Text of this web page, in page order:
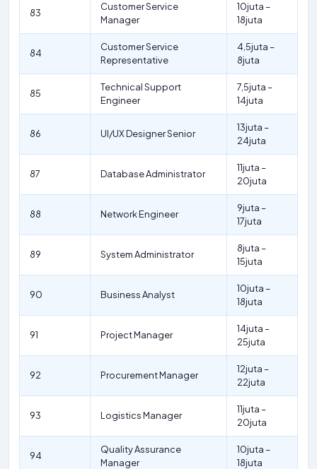
83
Customer Service
Manager
10juta –
18juta
84
Customer Service
Representative
4,5juta –
8juta
85
Technical Support
Engineer
7,5juta –
14juta
86 UI/UX Designer Senior
13juta –
24juta
87 Database Administrator
11juta –
20juta
88 Network Engineer
9juta –
17juta
89 System Administrator
8juta –
15juta
90 Business Analyst
10juta –
18juta
91 Project Manager
14juta –
25juta
92 Procurement Manager
12juta –
22juta
93 Logistics Manager
11juta –
20juta
94
Quality Assurance
Manager
10juta –
18juta